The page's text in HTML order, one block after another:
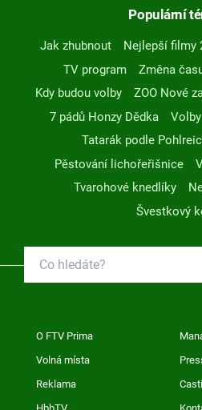
Populární
Jak zhubnout Nejlepší filmy
TV program
Změna
Kdy budou volby
ZOO Nové
7 pádů Honzy Dědka
Tatarák podle
Pěstování lichořeřišnice
Tvarohové knedlíky
Švestkový
O FTV Prima
Volná místa
Reklama